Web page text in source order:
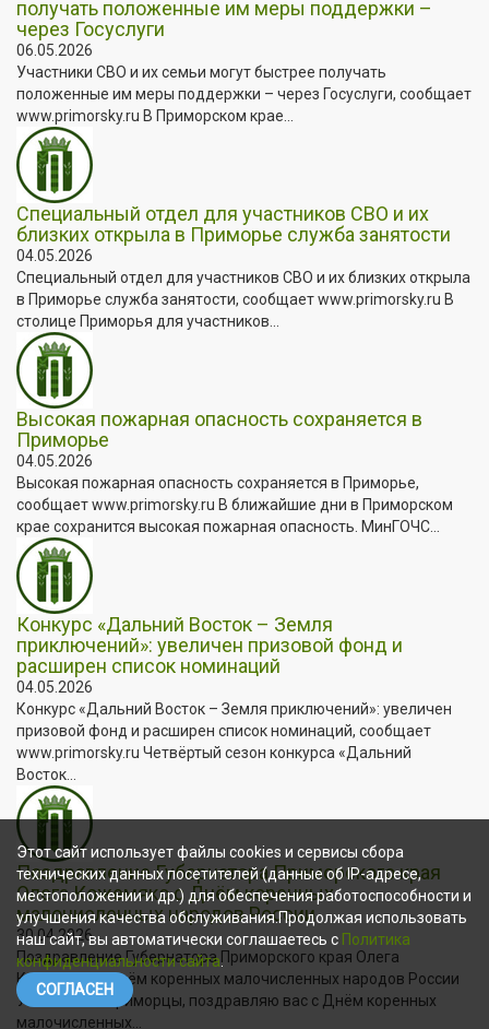
получать положенные им меры поддержки –
через Госуслуги
06.05.2026
Участники СВО и их семьи могут быстрее получать
положенные им меры поддержки – через Госуслуги, сообщает
www.primorsky.ru В Приморском крае...
Специальный отдел для участников СВО и их
близких открыла в Приморье служба занятости
04.05.2026
Специальный отдел для участников СВО и их близких открыла
в Приморье служба занятости, сообщает www.primorsky.ru В
столице Приморья для участников...
Высокая пожарная опасность сохраняется в
Приморье
04.05.2026
Высокая пожарная опасность сохраняется в Приморье,
сообщает www.primorsky.ru В ближайшие дни в Приморском
крае сохранится высокая пожарная опасность. МинГОЧС...
Конкурс «Дальний Восток – Земля
приключений»: увеличен призовой фонд и
расширен список номинаций
04.05.2026
Конкурс «Дальний Восток – Земля приключений»: увеличен
призовой фонд и расширен список номинаций, сообщает
www.primorsky.ru Четвёртый сезон конкурса «Дальний
Восток...
Поздравление Губернатора Приморского края
Олега Кожемяко с Днём коренных
малочисленных народов России
30.04.2026
Поздравление Губернатора Приморского края Олега
Кожемяко с Днём коренных малочисленных народов России
Уважаемые приморцы, поздравляю вас с Днём коренных
малочисленных...
Этот сайт использует файлы cookies и сервисы сбора
технических данных посетителей (данные об IP-адресе,
местоположении и др.) для обеспечения работоспособности и
улучшения качества обслуживания.Продолжая использовать
наш сайт, вы автоматически соглашаетесь с Политика
конфиденциальности сайта.
СОГЛАСЕН